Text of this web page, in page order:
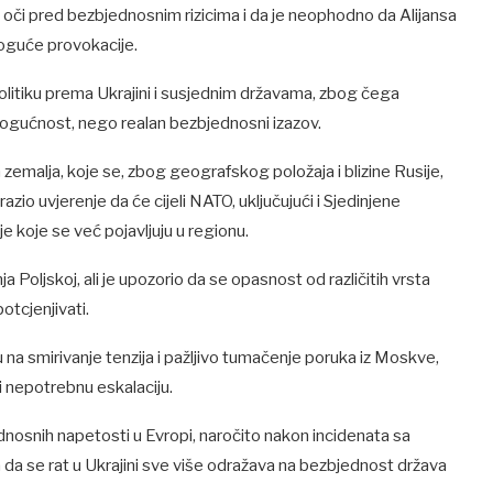
pred bezbjednosnim rizicima i da je neophodno da Alijansa
provokacije.
prema Ukrajini i susjednim državama, zbog čega
nego realan bezbjednosni izazov.
koje se, zbog geografskog položaja i blizine Rusije,
uvjerenje da će cijeli NATO, uključujući i Sjedinjene
koje se već pojavljuju u regionu.
Poljskoj, ali je upozorio da se opasnost od različitih vrsta
smirivanje tenzija i pažljivo tumačenje poruka iz Moskve,
nepotrebnu eskalaciju.
napetosti u Evropi, naročito nakon incidenata sa
se rat u Ukrajini sve više odražava na bezbjednost država